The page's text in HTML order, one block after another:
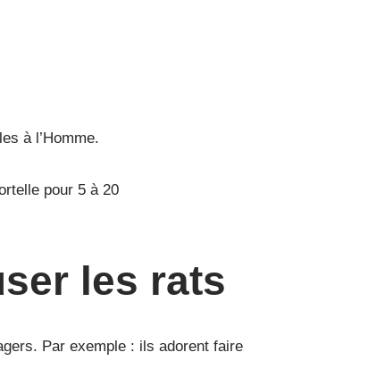
à l’Homme.
pour 5 à 20
les rats
Par exemple : ils adorent faire